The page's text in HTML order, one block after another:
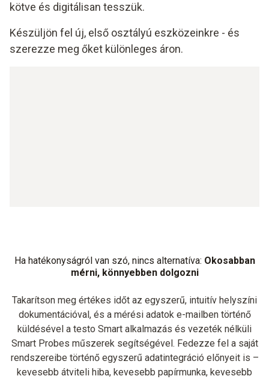
kötve és digitálisan tesszük.
Készüljön fel új, első osztályú eszközeinkre - és
szerezze meg őket különleges áron.
Ha hatékonyságról van szó, nincs alternatíva: Okosabban
mérni, könnyebben dolgozni
Takarítson meg értékes időt az egyszerű, intuitív helyszíni
dokumentációval, és a mérési adatok e-mailben történő
küldésével a testo Smart alkalmazás és vezeték nélküli
Smart Probes műszerek segítségével. Fedezze fel a saját
rendszereibe történő egyszerű adatintegráció előnyeit is –
kevesebb átviteli hiba, kevesebb papírmunka, kevesebb